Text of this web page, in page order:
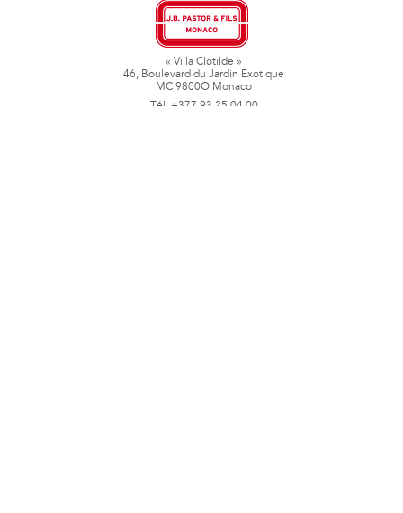
« Villa Clotilde »
46, Boulevard du Jardin Exotique
MC 9800O Monaco
Tél. +377 93 25 04 00